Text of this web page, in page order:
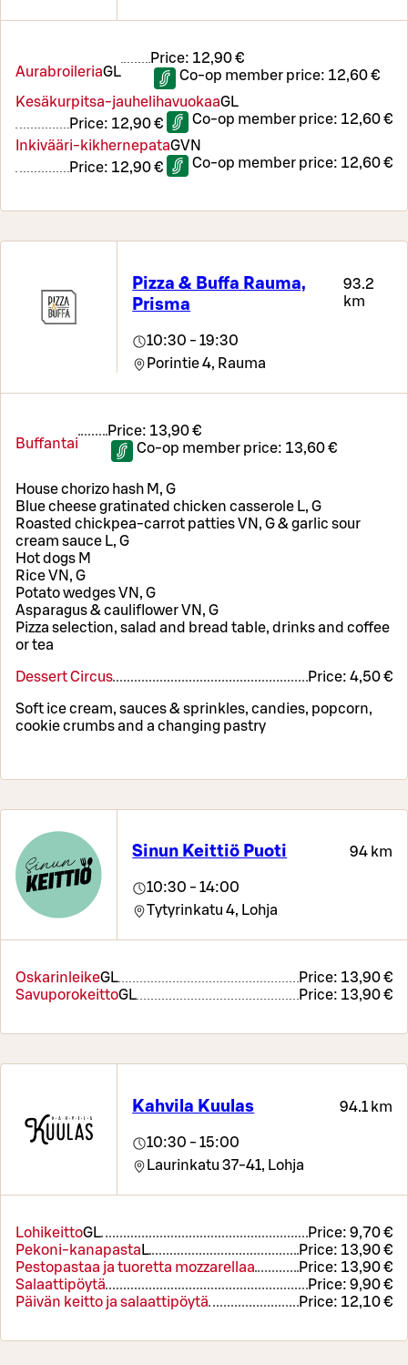
AurabroileriaGL
Price: 12,90 €
Co-op member price: 12,60 €
Kesäkurpitsa-jauhelihavuokaaGL
Price: 12,90 € Co-op member price: 12,60 €
Inkivääri-kikhernepataGVN
Price: 12,90 € Co-op member price: 12,60 €
Pizza & Buffa Rauma,
Prisma
93.2
km
10:30 - 19:30
Porintie 4, Rauma
Buffantai
Price: 13,90 €
Co-op member price: 13,60 €
House chorizo hash M, G
Blue cheese gratinated chicken casserole L, G
Roasted chickpea-carrot patties VN, G & garlic sour
cream sauce L, G
Hot dogs M
Rice VN, G
Potato wedges VN, G
Asparagus & cauliflower VN, G
Pizza selection, salad and bread table, drinks and coffee
or tea
Dessert Circus Price: 4,50 €
Soft ice cream, sauces & sprinkles, candies, popcorn,
cookie crumbs and a changing pastry
Sinun Keittiö Puoti 94 km
10:30 - 14:00
Tytyrinkatu 4, Lohja
OskarinleikeGL Price: 13,90 €
SavuporokeittoGL Price: 13,90 €
Kahvila Kuulas 94.1 km
10:30 - 15:00
Laurinkatu 37-41, Lohja
LohikeittoGL Price: 9,70 €
Pekoni-kanapasta L Price: 13,90 €
Pestopastaa ja tuoretta mozzarellaa
Price: 13,90 €
Salaattipöytä
Price: 9,90 €
Päivän keitto ja salaattipöytä
Price: 12,10 €